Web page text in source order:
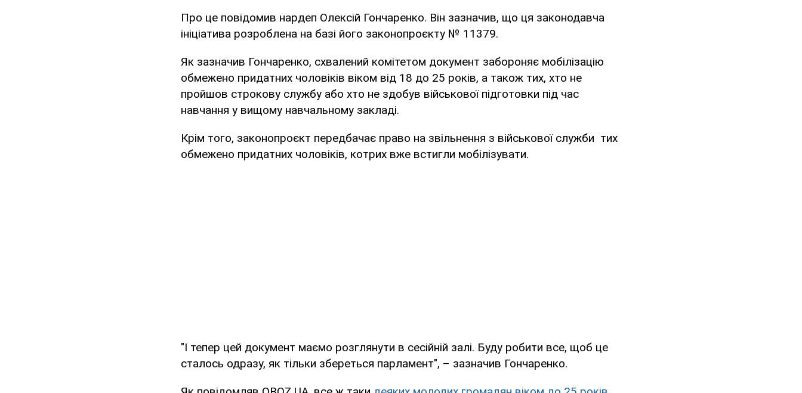
Про це повідомив нардеп Олексій Гончаренко. Він зазначив, що ця законодавча
ініціатива розроблена на базі його законопроєкту № 11379.
Як зазначив Гончаренко, схвалений комітетом документ забороняє мобілізацію
обмежено придатних чоловіків віком від 18 до 25 років, а також тих, хто не
пройшов строкову службу або хто не здобув військової підготовки під час
навчання у вищому навчальному закладі.
Крім того, законопроєкт передбачає право на звільнення з військової служби тих
обмежено придатних чоловіків, котрих вже встигли мобілізувати.
"І тепер цей документ маємо розглянути в сесійній залі. Буду робити все, щоб це
сталось одразу, як тільки збереться парламент", – зазначив Гончаренко.